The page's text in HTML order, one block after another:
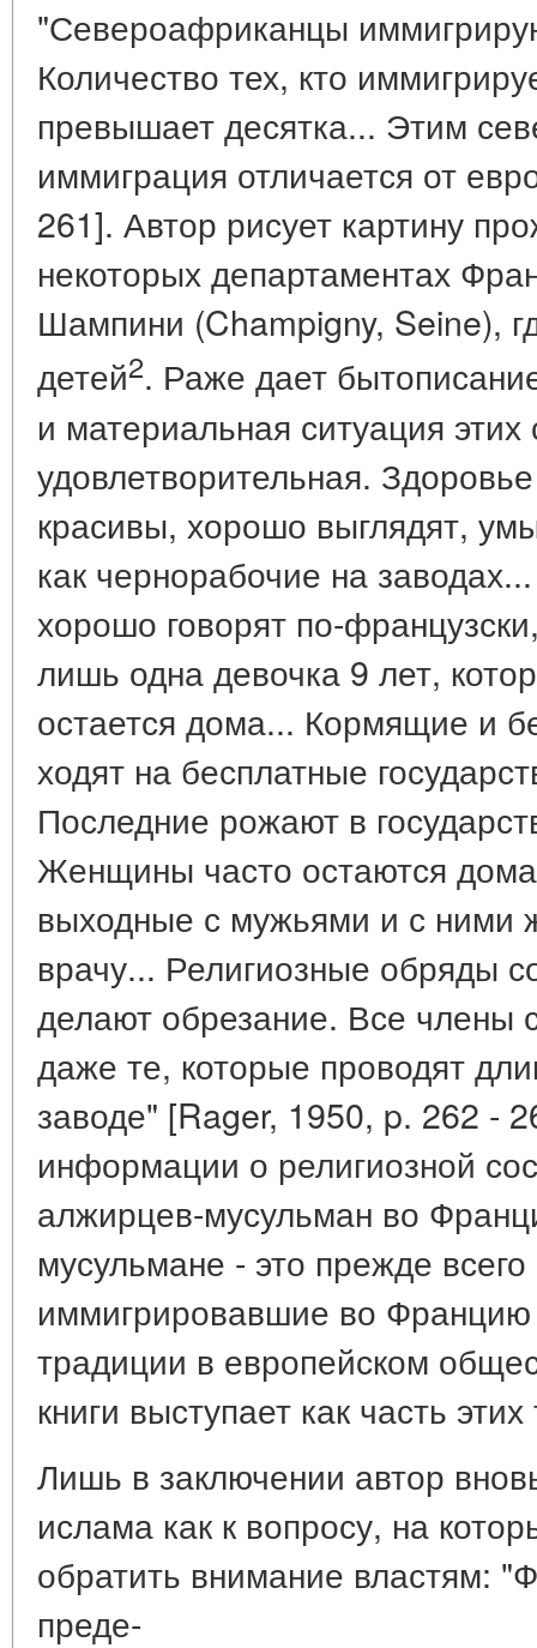
"Североафриканцы
Количество тех, кто
превышает десятка... Этим
иммиграция отличается от
261]. Автор рисует картину
некоторых департаментах
Шампини (Champigny, Seine),
детей2. Раже дает
и материальная ситуация
удовлетворительная.
красивы, хорошо выглядят,
как чернорабочие на
хорошо говорят по-
лишь одна девочка 9 лет,
остается дома... Кормящие и
ходят на бесплатные
Последние рожают в
Женщины часто остаются
выходные с мужьями и с ними
врачу... Религиозные обряды
делают обрезание. Все члены
даже те, которые проводят
заводе" [Rager, 1950, p. 262 -
информации о религиозной
алжирцев-мусульман во
мусульмане - это прежде
иммигрировавшие во
традиции в европейском
книги выступает как часть
Лишь в заключении автор
ислама как к вопросу, на
обратить внимание властям:
преде-